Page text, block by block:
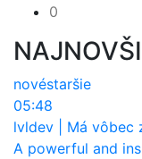
0
novéstaršie
05:48
lvldev
Má vôbec zlý
A powerful and